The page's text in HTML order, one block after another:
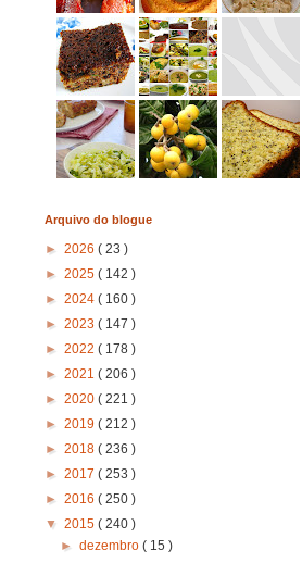
Arquivo do blogue
► 2026 ( 23 )
► 2025 ( 142 )
► 2024 ( 160 )
► 2023 ( 147 )
► 2022 ( 178 )
► 2021 ( 206 )
► 2020 ( 221 )
► 2019 ( 212 )
► 2018 ( 236 )
► 2017 ( 253 )
► 2016 ( 250 )
▼ 2015 ( 240 )
►dezembro( 15 )